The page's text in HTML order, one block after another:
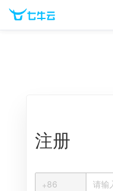
注册
+
+86